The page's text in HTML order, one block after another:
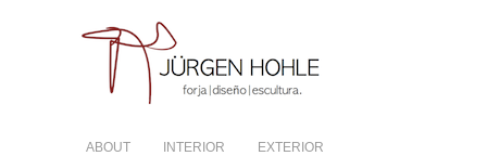
ABOUT INTERIOR EXTERIOR